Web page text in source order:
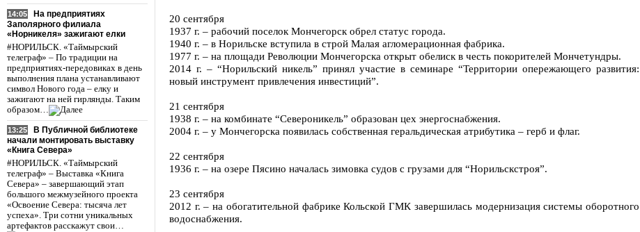
14:05
На предприятиях
Заполярного филиала
«Норникеля» зажигают елки
#НОРИЛЬСК. «Таймырский
телеграф» – По традиции на
предприятиях-передовиках в день
выполнения плана устанавливают
символ Нового года – елку и
зажигают на ней гирлянды. Таким
образом…
13:25
В Публичной библиотеке
начали монтировать выставку
«Книга Севера»
#НОРИЛЬСК. «Таймырский
телеграф» – Выставка «Книга
Севера» – завершающий этап
большого межмузейного проекта
«Освоение Севера: тысяча лет
успеха». Три сотни уникальных
артефактов расскажут свои…
20 сентября
1937 г. – рабочий поселок Мончегорск обрел статус города.
1940 г. – в Норильске вступила в строй Малая агломерационная фабрика.
1977 г. – на площади Революции Мончегорска открыт обелиск в честь покорителей Мончетундры.
2014 г. – “Норильский никель” принял участие в семинаре “Территории опережающего развития:
новый инструмент привлечения инвестиций”.
21 сентября
1938 г. – на комбинате “Североникель” образован цех энергоснабжения.
2004 г. – у Мончегорска появилась собственная геральдическая атрибутика – герб и флаг.
22 сентября
1936 г. – на озере Пясино началась зимовка судов с грузами для “Норильскстроя”.
23 сентября
2012 г. – на обогатительной фабрике Кольской ГМК завершилась модернизация системы оборотного
водоснабжения.